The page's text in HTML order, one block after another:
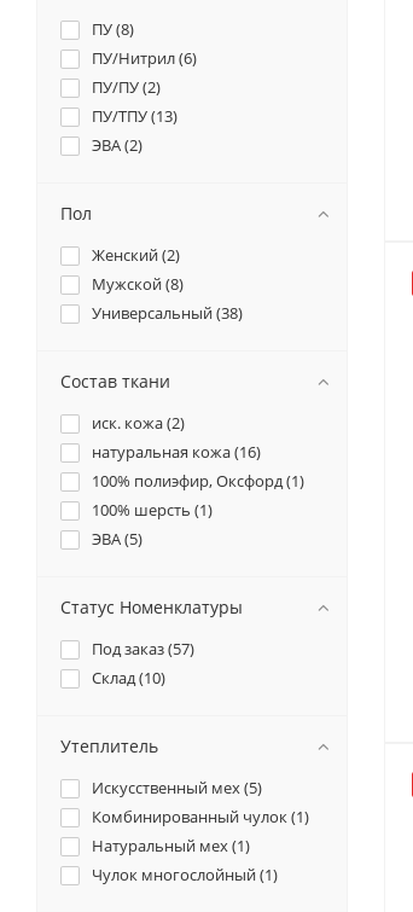
ПУ (8)
ПУ/Нитрил (6)
ПУ/ПУ (2)
ПУ/ТПУ (13)
ЭВА (2)
Пол
Женский (2)
Мужской (8)
Универсальный (38)
Состав ткани
иск. кожа (2)
натуральная кожа (16)
100% полиэфир, Оксфорд (1)
100% шерсть (1)
ЭВА (5)
Статус Номенклатуры
Под заказ (57)
Склад (10)
Утеплитель
Искусственный мех (5)
Комбинированный чулок (1)
Натуральный мех (1)
Чулок многослойный (1)